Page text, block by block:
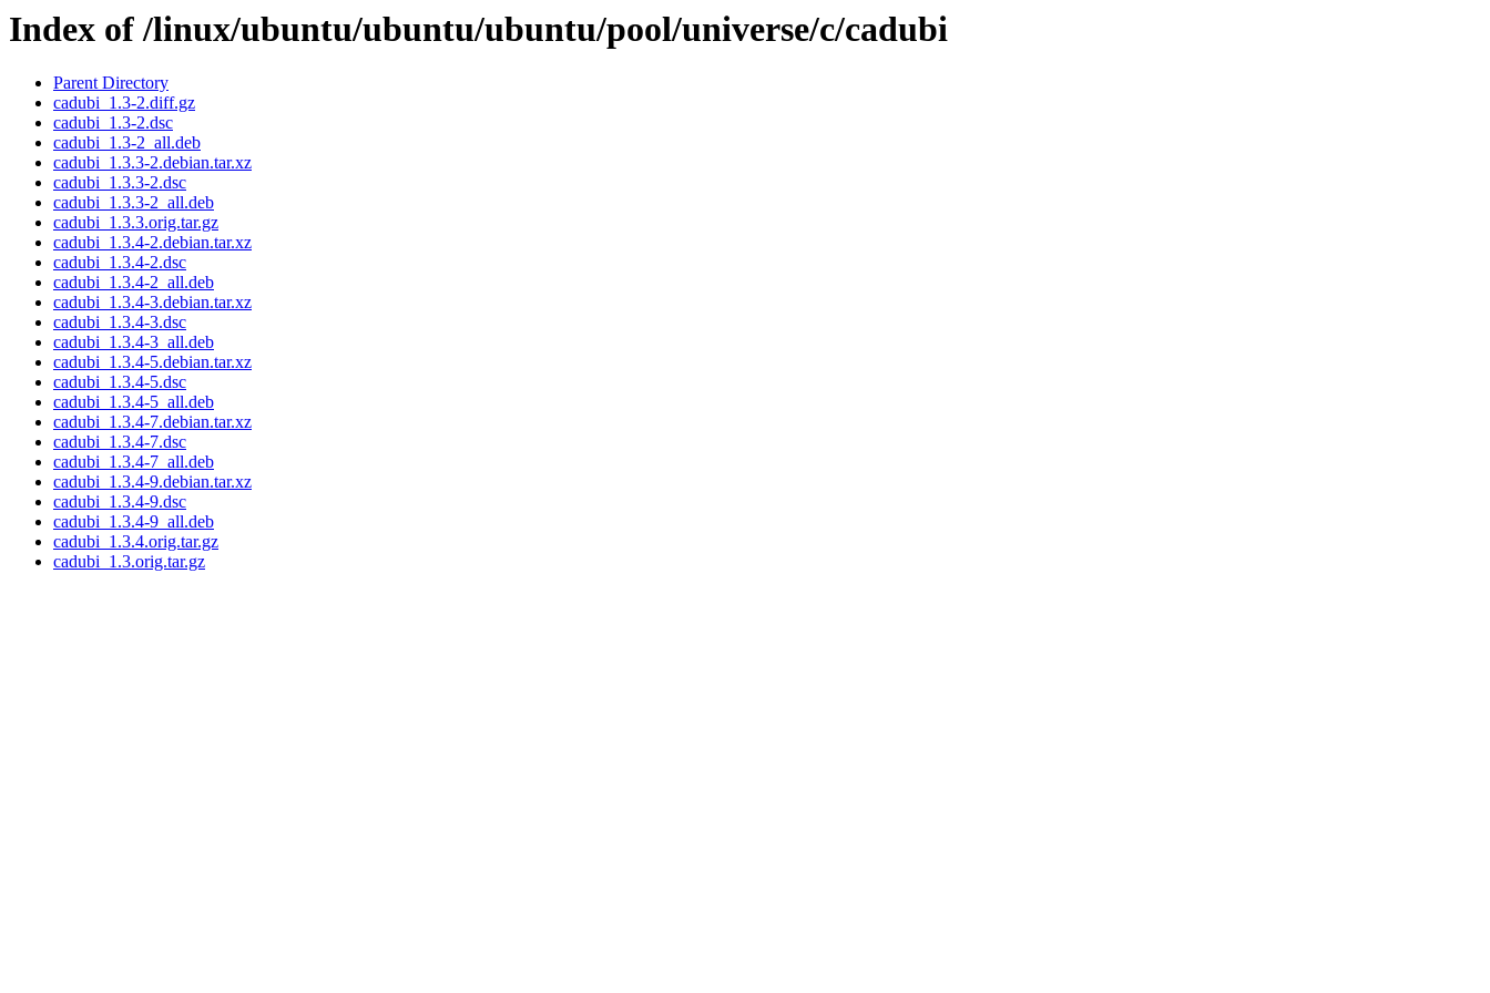
Index of /linux/ubuntu/ubuntu/ubuntu/pool/universe/c/cadubi
Parent Directory
cadubi_1.3-2.diff.gz
cadubi_1.3-2.dsc
cadubi_1.3-2_all.deb
cadubi_1.3.3-2.debian.tar.xz
cadubi_1.3.3-2.dsc
cadubi_1.3.3-2_all.deb
cadubi_1.3.3.orig.tar.gz
cadubi_1.3.4-2.debian.tar.xz
cadubi_1.3.4-2.dsc
cadubi_1.3.4-2_all.deb
cadubi_1.3.4-3.debian.tar.xz
cadubi_1.3.4-3.dsc
cadubi_1.3.4-3_all.deb
cadubi_1.3.4-5.debian.tar.xz
cadubi_1.3.4-5.dsc
cadubi_1.3.4-5_all.deb
cadubi_1.3.4-7.debian.tar.xz
cadubi_1.3.4-7.dsc
cadubi_1.3.4-7_all.deb
cadubi_1.3.4-9.debian.tar.xz
cadubi_1.3.4-9.dsc
cadubi_1.3.4-9_all.deb
cadubi_1.3.4.orig.tar.gz
cadubi_1.3.orig.tar.gz